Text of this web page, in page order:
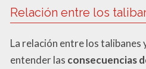
Relación entre los
La relación entre los talibanes
entender las consecuencias